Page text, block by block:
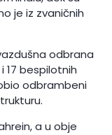
je iz zvaničnih
odbrana
17 bespilotnih
odbrambeni
a u obje